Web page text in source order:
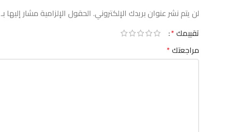
لن يتم نشر عنوان بريدك الإلكتروني. الحقول الإلزامية مشار إليها بـ
تقييمك*
مراجعتك*